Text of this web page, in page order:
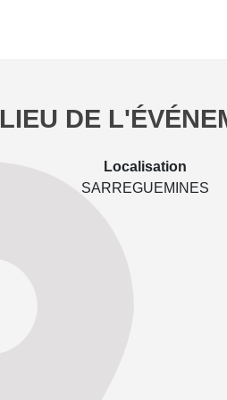
LIEU DE
Localisation
SARREGUEMINES